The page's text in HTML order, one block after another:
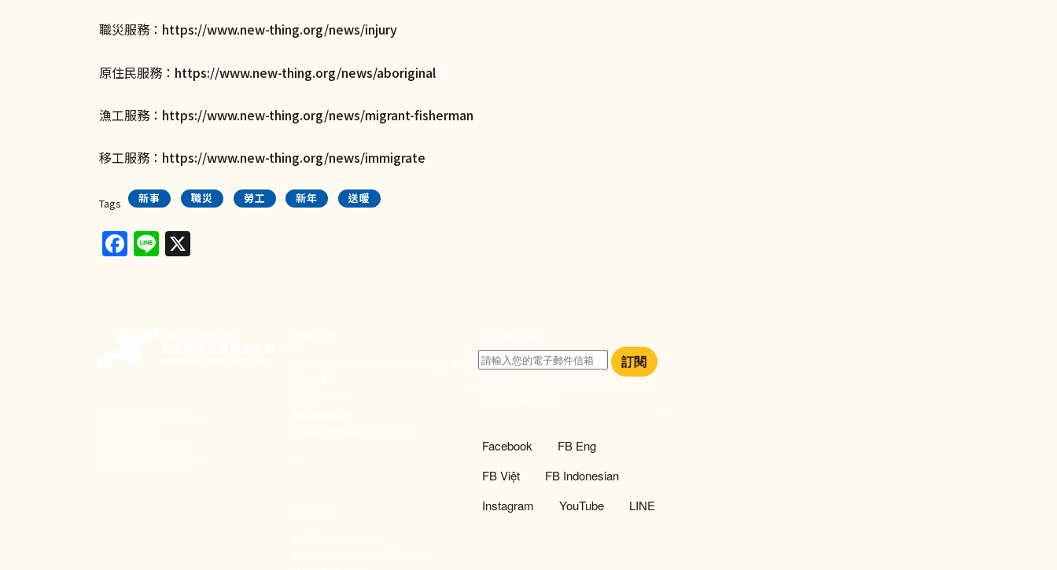
職災服務： https://www.new-thing.org/news/injury
原住民服務： https://www.new-thing.org/news/aboriginal
漁工服務： https://www.new-thing.org/news/migrant-fisherman
移工服務： https://www.new-thing.org/news/immigrate
Tags 新事 職災 勞工 新年 送暖
Facebook
Line
訂閱
社群選單
Facebook
FB Eng
FB Việt
FB Indonesian
Instagram
YouTube LINE